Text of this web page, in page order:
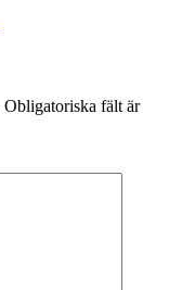
Obligatoriska fält är